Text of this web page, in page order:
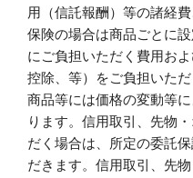
用（信託報酬）等の諸経
保険の場合は商品ごとに
にご負担いただく費用お
控除、等）をご負担いた
商品等には価格の変動等
ります。信用取引、先物
だく場合は、所定の委託
だきます。信用取引、先